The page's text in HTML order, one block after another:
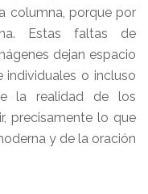
columna, porque por
Estas faltas de
dejan espacio
individuales o incluso
la realidad de los
precisamente lo que
y de la oración